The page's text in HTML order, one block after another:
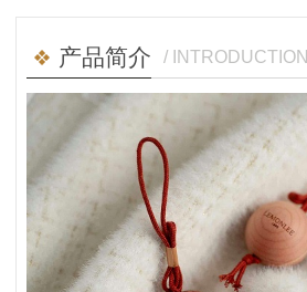
产品简介 / INTRODUCTION